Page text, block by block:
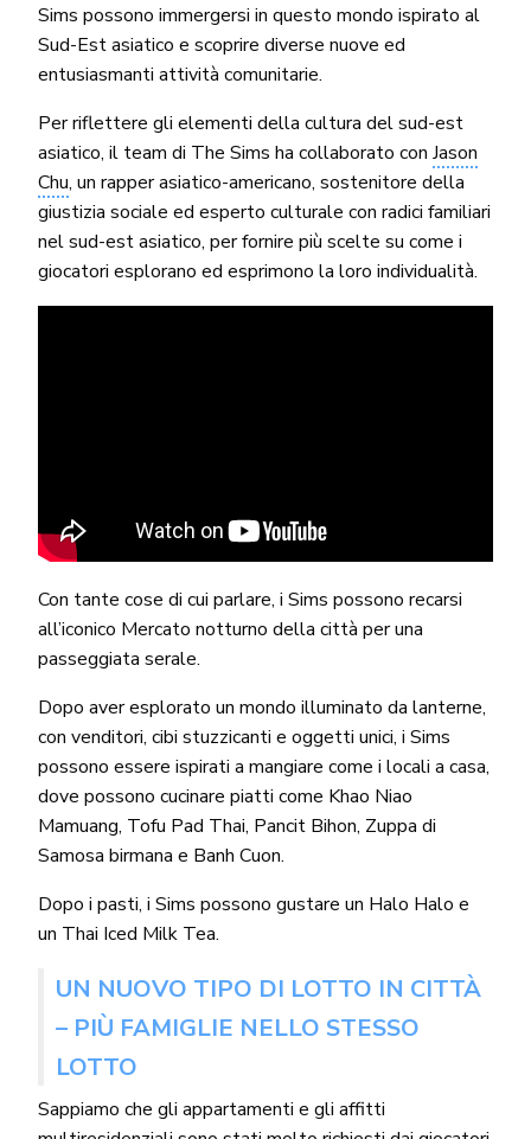
Sims possono immergersi in questo mondo ispirato al
Sud-Est asiatico e scoprire diverse nuove ed
entusiasmanti attività comunitarie.
Per riflettere gli elementi della cultura del sud-est
asiatico, il team di The Sims ha collaborato conJason
Chu, un rapper asiatico-americano, sostenitore della
giustizia sociale ed esperto culturale con radici familiari
nel sud-est asiatico, per fornire più scelte su come i
giocatori esplorano ed esprimono la loro individualità.
Con tante cose di cui parlare, i Sims possono recarsi
all’iconico Mercato notturno della città per una
passeggiata serale.
Dopo aver esplorato un mondo illuminato da lanterne,
con venditori, cibi stuzzicanti e oggetti unici, i Sims
possono essere ispirati a mangiare come i locali a casa,
dove possono cucinare piatti come Khao Niao
Mamuang, Tofu Pad Thai, Pancit Bihon, Zuppa di
Samosa birmana e Banh Cuon.
Dopo i pasti, i Sims possono gustare un Halo Halo e
un Thai Iced Milk Tea.
UN NUOVO TIPO DI LOTTO IN CITTÀ
– PIÙ FAMIGLIE NELLO STESSO
LOTTO
Sappiamo che gli appartamenti e gli affitti